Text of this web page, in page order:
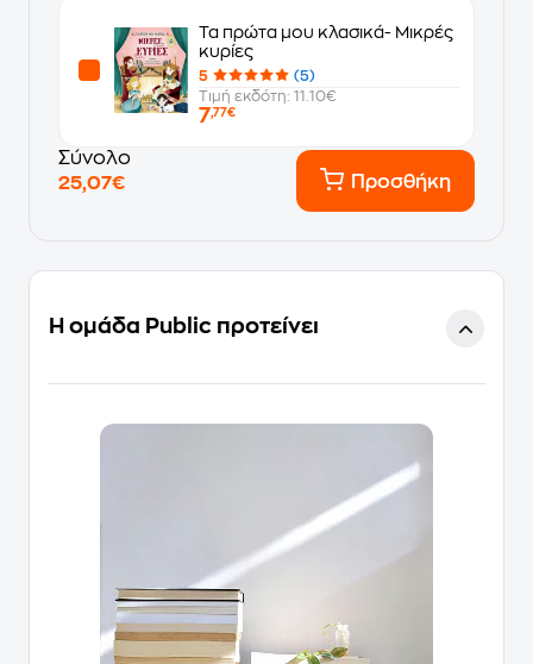
Τα πρώτα μου κλασικά- Μικρές
κυρίες
5
(5)
Τιμή εκδότη: 11.10€
7,77€
Σύνολο
25,07€
Προσθήκη
Η ομάδα Public προτείνει